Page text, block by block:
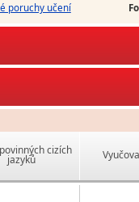
poruchy učení
cizích
jazyků